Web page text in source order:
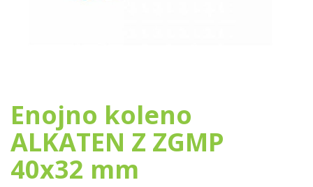
Enojno koleno
ALKATEN Z ZGMP
40x32 mm